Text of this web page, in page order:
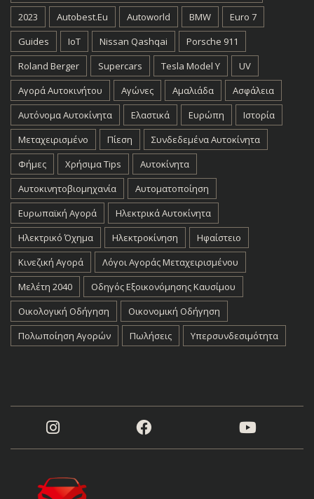
2023 Autobest.eu Autoworld BMW
Euro 7
Guides
IoT Nissan Qashqai
Porsche 911
Roland Berger
Supercars Tesla Model Y
UV
Αγορά Αυτοκινήτου
Αγώνες Αμαλιάδα
Ασφάλεια
Αυτόνομα Αυτοκίνητα
Ελαστικά Ευρώπη
Ιστορία
Μεταχειρισμένο
Πίεση
Συνδεδεμένα Αυτοκίνητα
Φήμες
Χρήσιμα Tips
Αυτοκίνητα
Αυτοκινητοβιομηχανία
Αυτοματοποίηση
Ευρωπαϊκή Αγορά
Ηλεκτρικά Αυτοκίνητα
Ηλεκτρικό Όχημα
Ηλεκτροκίνηση
Ηφαίστειο
Κινεζική Αγορά
Λόγοι Αγοράς Μεταχειρισμένου
Μελέτη 2040
Οδηγός Εξοικονόμησης Καυσίμου
Οικολογική Οδήγηση
Οικονομική Οδήγηση
Πολωποίηση Αγορών
Πωλήσεις Υπερσυνδεσιμότητα